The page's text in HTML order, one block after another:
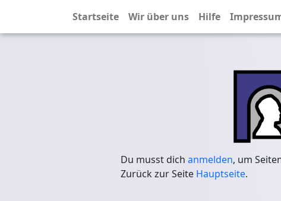
Startseite Wir über uns Hilfe
Du musst dich anmelden, um
Zurück zur Seite Hauptseite.